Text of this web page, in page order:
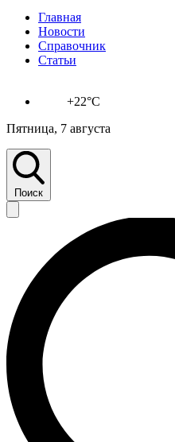
Главная
Новости
Справочник
Статьи
+22°C
Пятница, 7 августа
Поиск